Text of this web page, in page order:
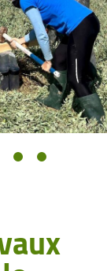
10
Image 11Image 12